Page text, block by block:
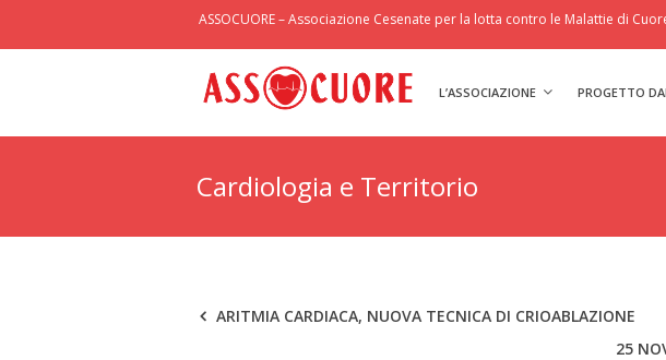
ASSOCUORE – Associazione Cesenate per la lotta contro le Malattie di
L’ASSOCIAZIONE PROGETTO
Cardiologia e Territorio
ARITMIA CARDIACA, NUOVA TECNICA DI CRIOABLAZIONE
25